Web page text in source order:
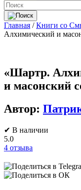
Главная / Книги со
Алхимический и
«Шартр.
и масонский
Автор:
✔ В наличии
5.0
4 отзыва